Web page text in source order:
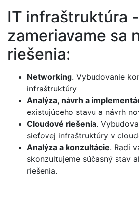
IT infraštruktúra -
zameriavame sa
riešenia:
Networking. Vybudovanie
infraštruktúry
Analýza, návrh a
existujúceho stavu a návrh
Cloudové riešenia.
sieťovej infraštruktúry v
Analýza a konzultácie. Radi
skonzultujeme súčasný stav
riešenia.